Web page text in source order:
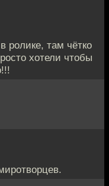
ролике, там чётко
хотели чтобы